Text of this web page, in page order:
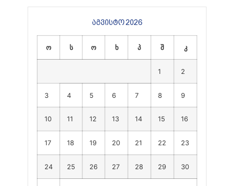
აგვისტო 2026
ო ს ო ხ პ შ კ
1 2
3 4 5 6 7 8 9
10 11 12 13 14 15 16
17 18 19 20 21 22 23
24 25 26 27 28 29 30